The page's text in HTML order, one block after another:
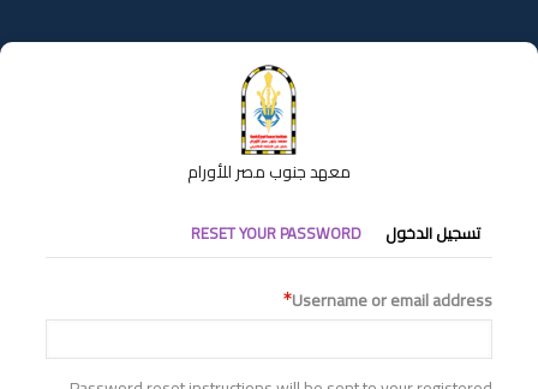
إلى
المحتوى
معهد جنوب مصر للأورام
التبويبات
الأساسية
تسجيل الدخول RESET YOUR PASSWORD
Username or email address